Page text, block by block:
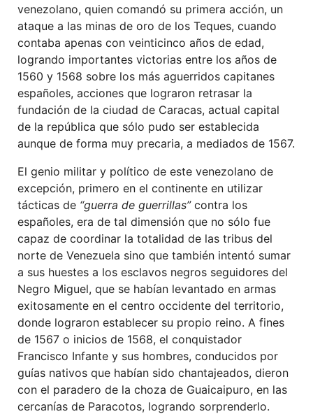
venezolano, quien comandó su primera acción, un
ataque a las minas de oro de los Teques, cuando
contaba apenas con veinticinco años de edad,
logrando importantes victorias entre los años de
1560 y 1568 sobre los más aguerridos capitanes
españoles, acciones que lograron retrasar la
fundación de la ciudad de Caracas, actual capital
de la república que sólo pudo ser establecida
aunque de forma muy precaria, a mediados de 1567.
El genio militar y político de este venezolano de
excepción, primero en el continente en utilizar
tácticas de “guerra de guerrillas”contra los
españoles, era de tal dimensión que no sólo fue
capaz de coordinar la totalidad de las tribus del
norte de Venezuela sino que también intentó sumar
a sus huestes a los esclavos negros seguidores del
Negro Miguel, que se habían levantado en armas
exitosamente en el centro occidente del territorio,
donde lograron establecer su propio reino. A fines
de 1567 o inicios de 1568, el conquistador
Francisco Infante y sus hombres, conducidos por
guías nativos que habían sido chantajeados, dieron
con el paradero de la choza de Guaicaipuro, en las
cercanías de Paracotos, logrando sorprenderlo.